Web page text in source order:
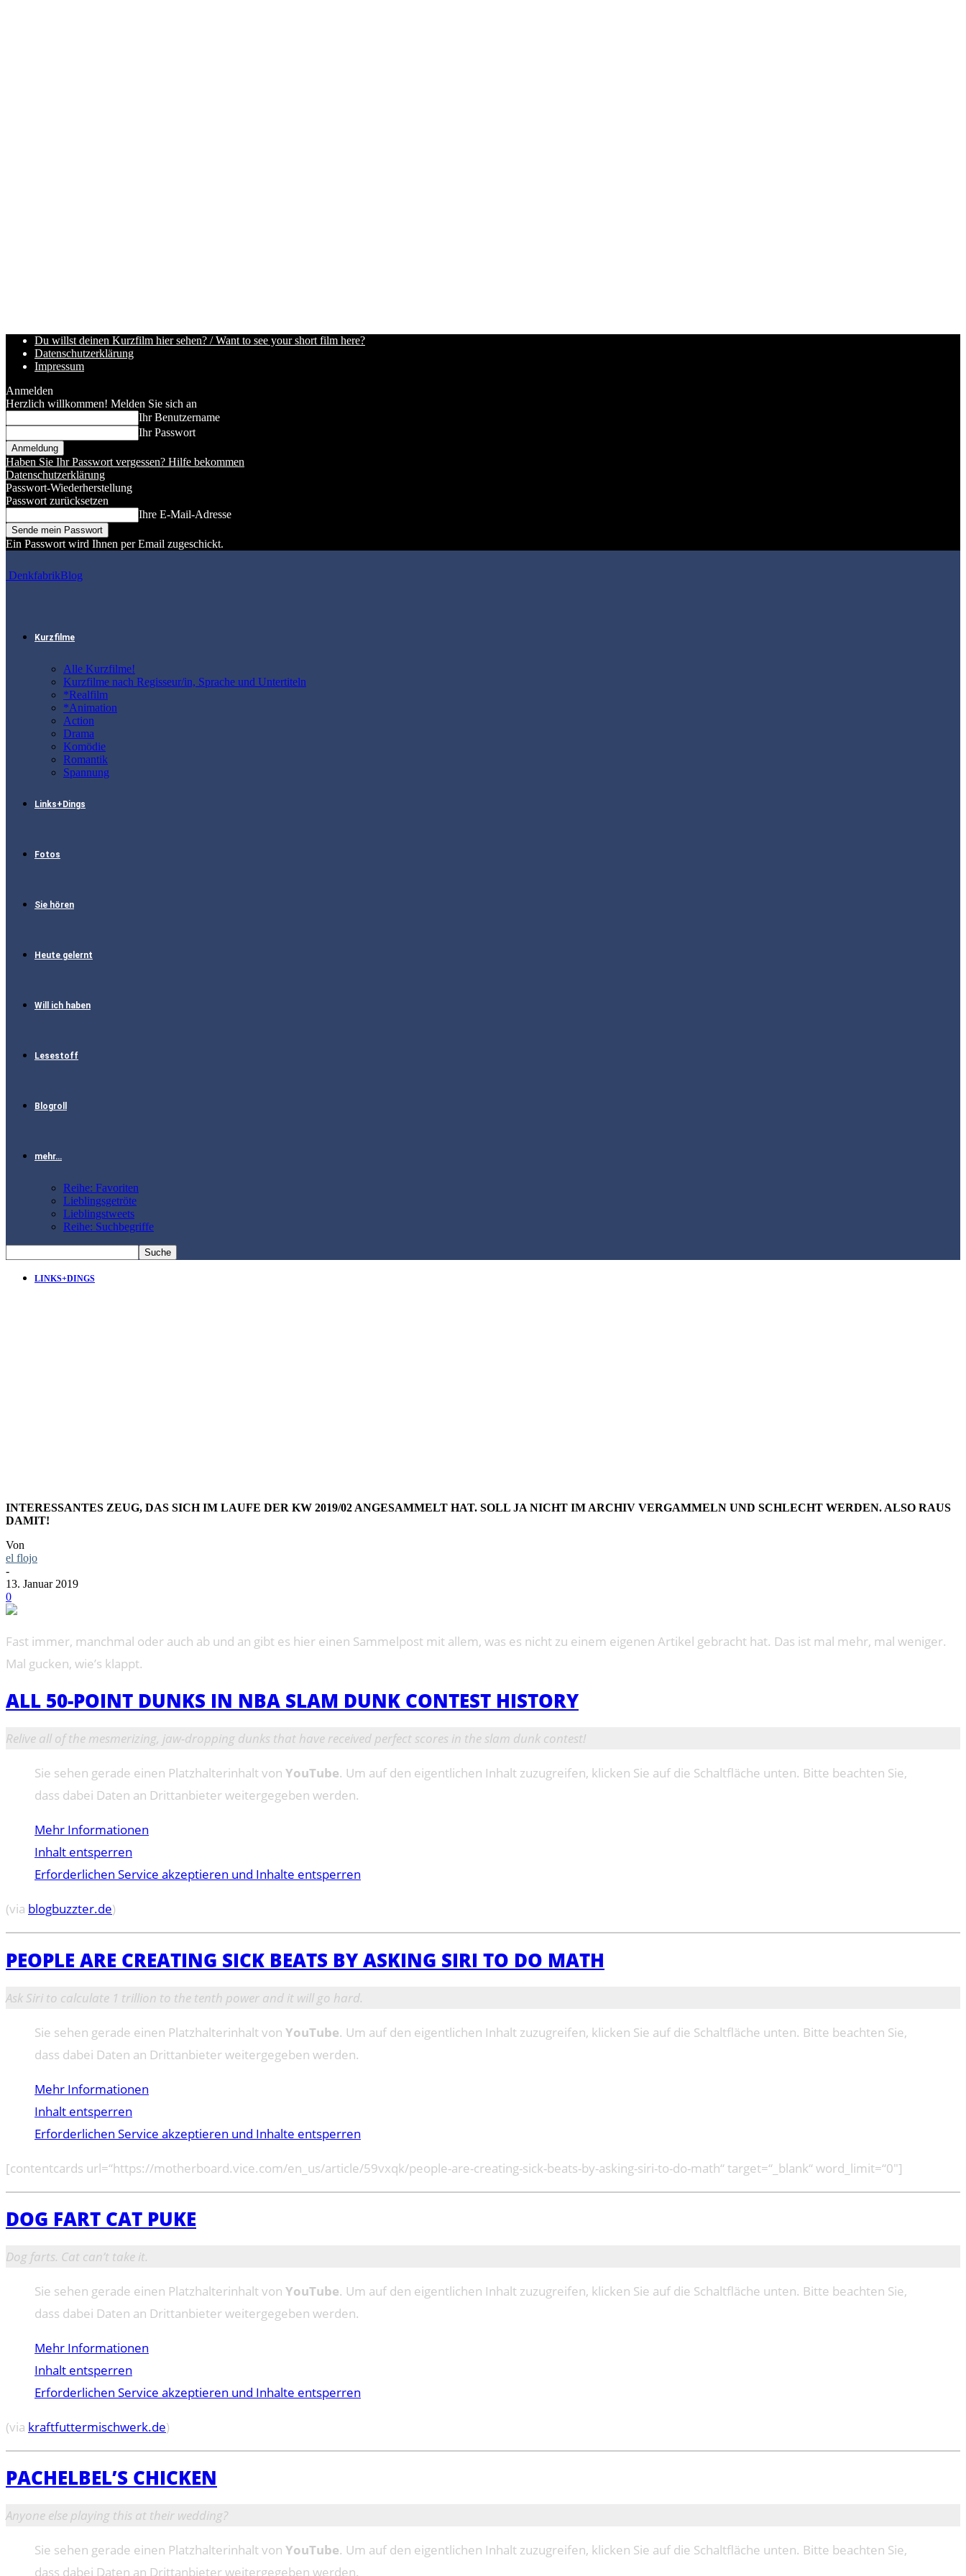
Du willst deinen Kurzfilm hier sehen? / Want to see your short film here?
Datenschutzerklärung
Impressum
Anmelden
Herzlich willkommen! Melden Sie sich an
Ihr Benutzername
Ihr Passwort
Haben Sie Ihr Passwort vergessen? Hilfe bekommen
Datenschutzerklärung
Passwort-Wiederherstellung
Passwort zurücksetzen
Ihre E-Mail-Adresse
Ein Passwort wird Ihnen per Email zugeschickt.
DenkfabrikBlog
Kurzfilme
Alle Kurzfilme!
Kurzfilme nach Regisseur/in, Sprache und Untertiteln
*Realfilm
*Animation
Action
Drama
Komödie
Romantik
Spannung
Links+Dings
Fotos
Sie hören
Heute gelernt
Will ich haben
Lesestoff
Blogroll
mehr…
Reihe: Favoriten
Lieblingsgetröte
Lieblingstweets
Reihe: Suchbegriffe
LINKS+DINGS
INTERESSANTES ZEUG, DAS SICH IM LAUFE DER KW 2019/02 ANGESAMMELT HAT. SOLL JA NICHT IM ARCHIV VERGAMMELN UND SCHLECHT WERDEN. ALSO RAUS
DAMIT!
Von
el flojo
-
13. Januar 2019
0
Fast immer, manchmal oder auch ab und an gibt es hier einen Sammelpost mit allem, was es nicht zu einem eigenen Artikel gebracht hat. Das ist mal mehr, mal weniger.
Mal gucken, wie’s klappt.
ALL 50-POINT DUNKS IN NBA SLAM DUNK CONTEST HISTORY
Relive all of the mesmerizing, jaw-dropping dunks that have received perfect scores in the slam dunk contest!
Sie sehen gerade einen Platzhalterinhalt von YouTube. Um auf den eigentlichen Inhalt zuzugreifen, klicken Sie auf die Schaltfläche unten. Bitte beachten Sie,
dass dabei Daten an Drittanbieter weitergegeben werden.
Mehr Informationen
Inhalt entsperren
Erforderlichen Service akzeptieren und Inhalte entsperren
(via blogbuzzter.de)
PEOPLE ARE CREATING SICK BEATS BY ASKING SIRI TO DO MATH
Ask Siri to calculate 1 trillion to the tenth power and it will go hard.
Sie sehen gerade einen Platzhalterinhalt von YouTube. Um auf den eigentlichen Inhalt zuzugreifen, klicken Sie auf die Schaltfläche unten. Bitte beachten Sie,
dass dabei Daten an Drittanbieter weitergegeben werden.
Mehr Informationen
Inhalt entsperren
Erforderlichen Service akzeptieren und Inhalte entsperren
[contentcards url=“https://motherboard.vice.com/en_us/article/59vxqk/people-are-creating-sick-beats-by-asking-siri-to-do-math“ target=“_blank“ word_limit=“0″]
DOG FART CAT PUKE
Dog farts. Cat can’t take it.
Sie sehen gerade einen Platzhalterinhalt von YouTube. Um auf den eigentlichen Inhalt zuzugreifen, klicken Sie auf die Schaltfläche unten. Bitte beachten Sie,
dass dabei Daten an Drittanbieter weitergegeben werden.
Mehr Informationen
Inhalt entsperren
Erforderlichen Service akzeptieren und Inhalte entsperren
(via kraftfuttermischwerk.de)
PACHELBEL’S CHICKEN
Anyone else playing this at their wedding?
Sie sehen gerade einen Platzhalterinhalt von YouTube. Um auf den eigentlichen Inhalt zuzugreifen, klicken Sie auf die Schaltfläche unten. Bitte beachten Sie,
dass dabei Daten an Drittanbieter weitergegeben werden.